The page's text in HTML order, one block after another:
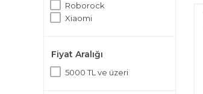
Roborock
Xiaomi
Fiyat Aralığı
5000 TL ve üzeri